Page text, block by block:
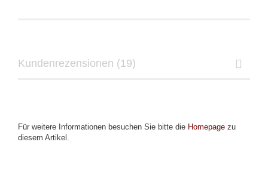
Kundenrezensionen (19)
Für weitere Informationen besuchen Sie bitte die Homepage zu
diesem Artikel.